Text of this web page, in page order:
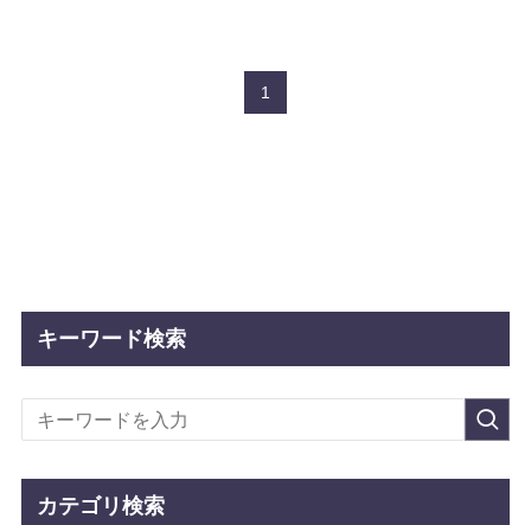
1
キーワード検索
カテゴリ検索